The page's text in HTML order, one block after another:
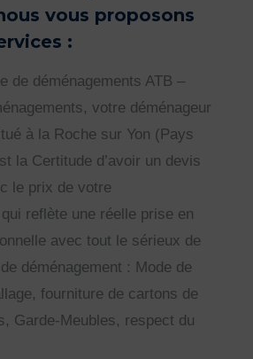
vous proposons
:
de déménagements ATB –
votre déménageur
à la Roche sur Yon (Pays
la Certitude d’avoir un devis
le prix de votre
reflète une réelle prise en
avec tout le sérieux de
déménagement : Mode de
fourniture de cartons de
Garde-Meubles, respect du